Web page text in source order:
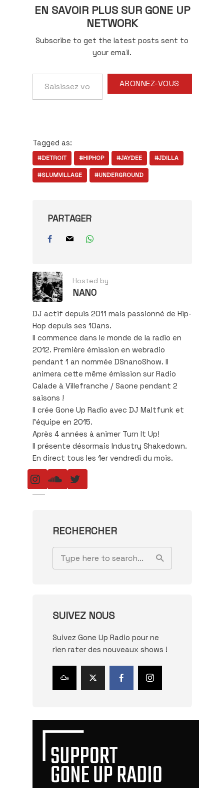
EN SAVOIR PLUS SUR GONE UP
NETWORK
Subscribe to get the latest posts sent to
your email.
votre
adresse
ABONNEZ-VOUS
Tagged as:
#DETROIT #HIPHOP #JAYDEE #JDILLA
#SLUMVILLAGE #UNDERGROUND
PARTAGER
Hosted by
NANO
DJ actif depuis 2011 mais passionné de Hip-
Hop depuis ses 10ans.
Il commence dans le monde de la radio en
2012. Première émission en webradio
pendant 1 an nommée DSnanoShow. Il
animera cette même émission sur Radio
Calade à Villefranche / Saone pendant 2
saisons !
Il crée Gone Up Radio avec DJ Maltfunk et
l’équipe en 2015.
Après 4 années à animer Turn It Up!
Il présente désormais Industry Shakedown.
En direct tous les 1er vendredi du mois.
RECHERCHER
SUIVEZ NOUS
Suivez Gone Up Radio pour ne
rien rater des nouveaux shows !